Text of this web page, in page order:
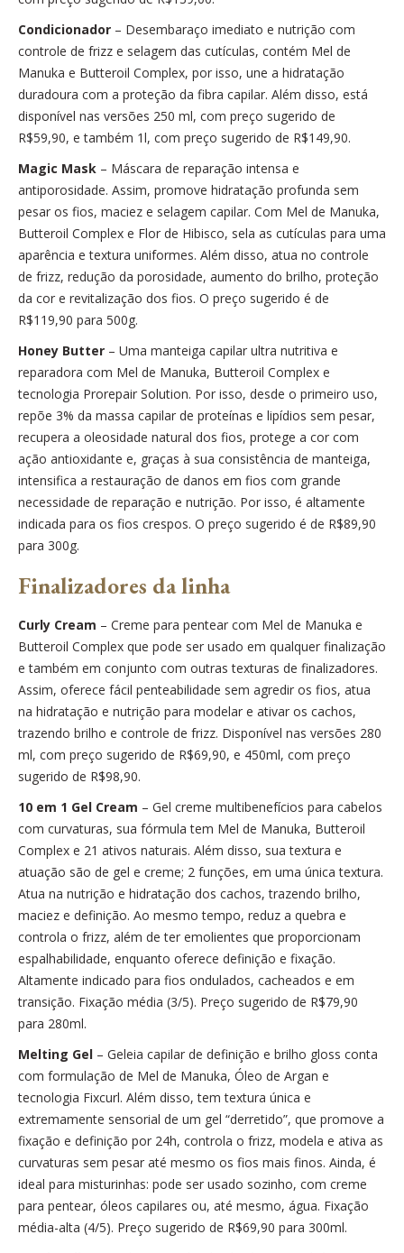
Condicionador – Desembaraço imediato e nutrição com
controle de frizz e selagem das cutículas, contém Mel de
Manuka e Butteroil Complex, por isso, une a hidratação
duradoura com a proteção da fibra capilar. Além disso, está
disponível nas versões 250 ml, com preço sugerido de
R$59,90, e também 1l, com preço sugerido de R$149,90.
Magic Mask – Máscara de reparação intensa e
antiporosidade. Assim, promove hidratação profunda sem
pesar os fios, maciez e selagem capilar. Com Mel de Manuka,
Butteroil Complex e Flor de Hibisco, sela as cutículas para uma
aparência e textura uniformes. Além disso, atua no controle
de frizz, redução da porosidade, aumento do brilho, proteção
da cor e revitalização dos fios. O preço sugerido é de
R$119,90 para 500g.
Honey Butter – Uma manteiga capilar ultra nutritiva e
reparadora com Mel de Manuka, Butteroil Complex e
tecnologia Prorepair Solution. Por isso, desde o primeiro uso,
repõe 3% da massa capilar de proteínas e lipídios sem pesar,
recupera a oleosidade natural dos fios, protege a cor com
ação antioxidante e, graças à sua consistência de manteiga,
intensifica a restauração de danos em fios com grande
necessidade de reparação e nutrição. Por isso, é altamente
indicada para os fios crespos. O preço sugerido é de R$89,90
para 300g.
Finalizadores da linha
Curly Cream – Creme para pentear com Mel de Manuka e
Butteroil Complex que pode ser usado em qualquer finalização
e também em conjunto com outras texturas de finalizadores.
Assim, oferece fácil penteabilidade sem agredir os fios, atua
na hidratação e nutrição para modelar e ativar os cachos,
trazendo brilho e controle de frizz. Disponível nas versões 280
ml, com preço sugerido de R$69,90, e 450ml, com preço
sugerido de R$98,90.
10 em 1 Gel Cream – Gel creme multibenefícios para cabelos
com curvaturas, sua fórmula tem Mel de Manuka, Butteroil
Complex e 21 ativos naturais. Além disso, sua textura e
atuação são de gel e creme; 2 funções, em uma única textura.
Atua na nutrição e hidratação dos cachos, trazendo brilho,
maciez e definição. Ao mesmo tempo, reduz a quebra e
controla o frizz, além de ter emolientes que proporcionam
espalhabilidade, enquanto oferece definição e fixação.
Altamente indicado para fios ondulados, cacheados e em
transição. Fixação média (3/5). Preço sugerido de R$79,90
para 280ml.
Melting Gel – Geleia capilar de definição e brilho gloss conta
com formulação de Mel de Manuka, Óleo de Argan e
tecnologia Fixcurl. Além disso, tem textura única e
extremamente sensorial de um gel “derretido”, que promove a
fixação e definição por 24h, controla o frizz, modela e ativa as
curvaturas sem pesar até mesmo os fios mais finos. Ainda, é
ideal para misturinhas: pode ser usado sozinho, com creme
para pentear, óleos capilares ou, até mesmo, água. Fixação
média-alta (4/5). Preço sugerido de R$69,90 para 300ml.